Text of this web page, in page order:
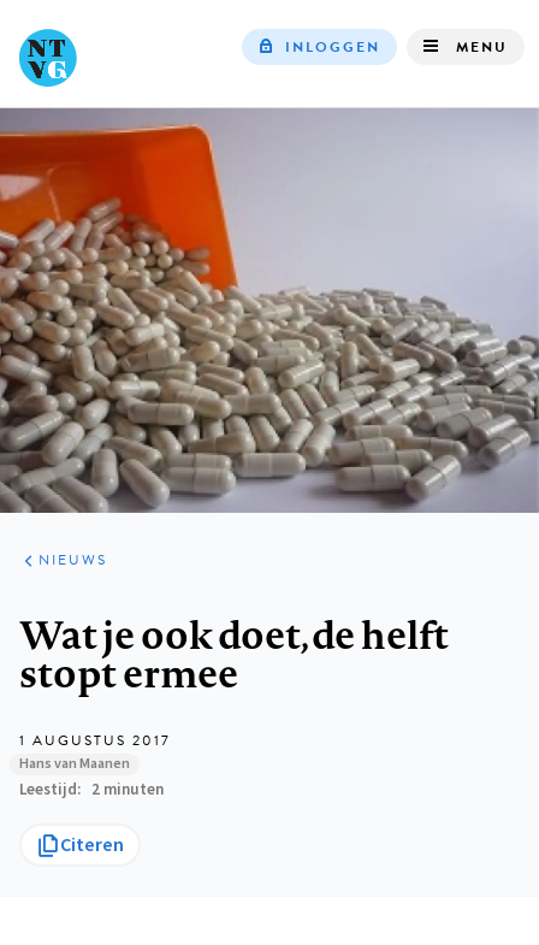
INLOGGEN MENU
ARTIKELEN
HET
KORT
NIEUWS
Wat je ook doet, de helft
stopt ermee
1 AUGUSTUS 2017
Hans van Maanen
Leestijd 2 minuten
Citeren